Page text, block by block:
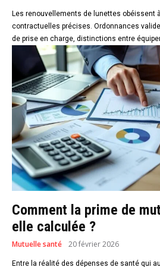
Les renouvellements de lunettes obéissent
contractuelles précises. Ordonnances
de prise en charge, distinctions entre
Comment la prime de
elle calculée ?
Mutuelle santé 20 février 2026
Entre la réalité des dépenses de santé qui